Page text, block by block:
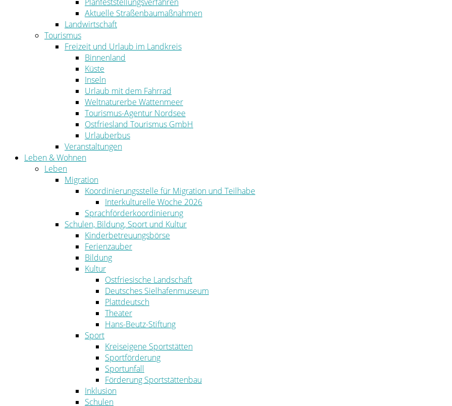
Aktuelle Straßenbaumaßnahmen
Landwirtschaft
Tourismus
Freizeit und Urlaub im Landkreis
Binnenland
Küste
Inseln
Urlaub mit dem Fahrrad
Weltnaturerbe Wattenmeer
Tourismus-Agentur Nordsee
Ostfriesland Tourismus GmbH
Urlauberbus
Veranstaltungen
Leben & Wohnen
Leben
Migration
Koordinierungsstelle für Migration und Teilhabe
Interkulturelle Woche 2026
Sprachförderkoordinierung
Schulen, Bildung, Sport und Kultur
Kinderbetreuungsbörse
Ferienzauber
Bildung
Kultur
Ostfriesische Landschaft
Deutsches Sielhafenmuseum
Plattdeutsch
Theater
Hans-Beutz-Stiftung
Sport
Kreiseigene Sportstätten
Sportförderung
Sportunfall
Förderung Sportstättenbau
Inklusion
Schulen